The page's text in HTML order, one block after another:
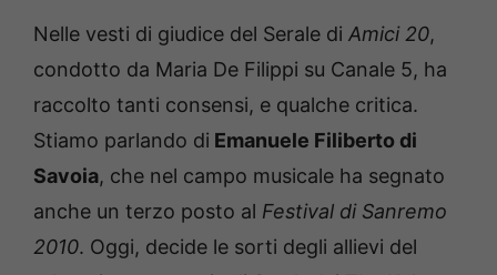
Nelle vesti di giudice del Serale di Amici 20,
condotto da Maria De Filippi su Canale 5, ha
raccolto tanti consensi, e qualche critica.
Stiamo parlando di Emanuele Filiberto di
Savoia, che nel campo musicale ha segnato
anche un terzo posto al Festival di Sanremo
2010. Oggi, decide le sorti degli allievi del